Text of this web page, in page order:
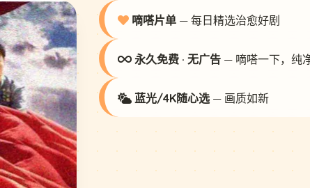
嘀嗒片单 — 每日精选治愈好剧
永久免费 · 无广告 — 嘀嗒一下，纯
蓝光/4K随心选 — 画质如新